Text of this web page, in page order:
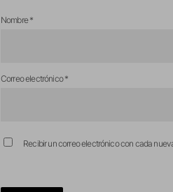
Nombre*
Correo electrónico*
Recibir un correo electrónico con cada